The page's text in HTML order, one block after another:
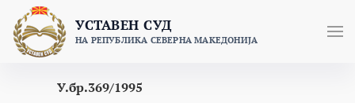
content
УСТАВЕН СУД
НА РЕПУБЛИКА СЕВЕРНА МАКЕДОНИЈА
У.бр.369/1995